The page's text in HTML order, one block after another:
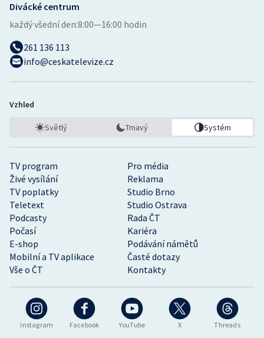
Instagram Facebook YouTube X Threads
TV program
Pro média
Živé vysílání
Reklama
TV poplatky
Studio Brno
Teletext
Studio Ostrava
Podcasty
Rada ČT
Počasí
Kariéra
E-shop
Podávání námětů
Mobilní a TV aplikace
Časté dotazy
Vše o ČT
Kontakty
Divácké centrum
každý všední den:8:00—16:00 hodin
261 136 113
info@ceskatelevize.cz
Vzhled
Světlý Tmavý Systém